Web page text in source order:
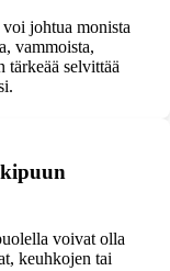
johtua monista
vammoista,
tärkeää selvittää
voivat olla
keuhkojen tai